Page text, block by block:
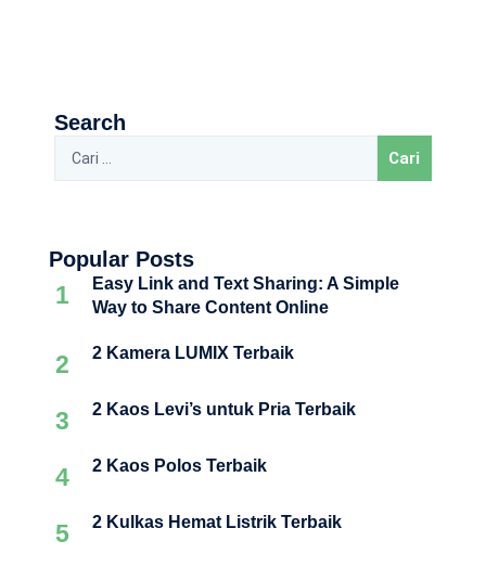
Search
Popular Posts
1
Easy Link and Text Sharing: A Simple
Way to Share Content Online
2 2 Kamera LUMIX Terbaik
3 2 Kaos Levi’s untuk Pria Terbaik
4 2 Kaos Polos Terbaik
5 2 Kulkas Hemat Listrik Terbaik